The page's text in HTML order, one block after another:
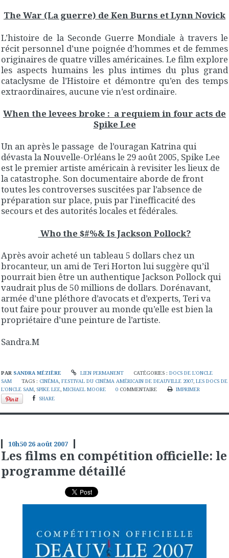
The War (La guerre) de Ken Burns et Lynn Novick
L’histoire de la Seconde Guerre Mondiale à travers le
récit personnel d’une poignée d’hommes et de femmes
originaires de quatre villes américaines. Le film explore
les aspects humains les plus intimes du plus grand
cataclysme de l’Histoire et démontre qu’en des temps
extraordinaires, aucune vie n’est ordinaire.
When the levees broke : a requiem in four acts de
Spike Lee
Un an après le passage de l’ouragan Katrina qui
dévasta la Nouvelle-Orléans le 29 août 2005, Spike Lee
est le premier artiste américain à revisiter les lieux de
la catastrophe. Son documentaire aborde de front
toutes les controverses suscitées par l’absence de
préparation sur place, puis par l’inefficacité des
secours et des autorités locales et fédérales.
Who the $#%& Is Jackson Pollock?
Après avoir acheté un tableau 5 dollars chez un
brocanteur, un ami de Teri Horton lui suggère qu’il
pourrait bien être un authentique Jackson Pollock qui
vaudrait plus de 50 millions de dollars. Dorénavant,
armée d’une pléthore d’avocats et d’experts, Teri va
tout faire pour prouver au monde qu’elle est bien la
propriétaire d’une peinture de l’artiste.
Sandra.M
PAR SANDRA MÉZIÈRE LIEN PERMANENT CATÉGORIES :DOCS DE L'ONCLE
SAM
TAGS : CINÉMA,FESTIVAL DU CINÉMA AMÉRICAIN DE DEAUVILLE 2007,LES DOCS DE
L'ONCLE SAM, SPIKE LEE, MICHAEL MOORE 0 COMMENTAIRE
IMPRIMER
SHARE
10h50 26 août 2007
Les films en compétition officielle: le
programme détaillé